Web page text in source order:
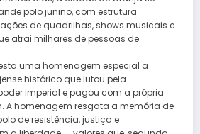
polo junino, com estrutura
de quadrilhas, shows musicais e
atrai milhares de pessoas de
uma homenagem especial a
histórico que lutou pela
imperial e pagou com a própria
A homenagem resgata a memória de
de resistência, justiça e